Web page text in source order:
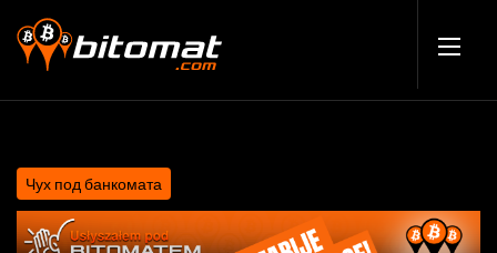
Чух под банкомата